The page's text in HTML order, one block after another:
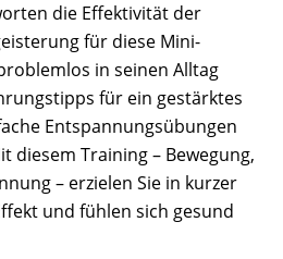
die Effektivität der
für diese Mini-
in seinen Alltag
für ein gestärktes
Entspannungsübungen
diesem Training – Bewegung,
– erzielen Sie in kurzer
und fühlen sich gesund